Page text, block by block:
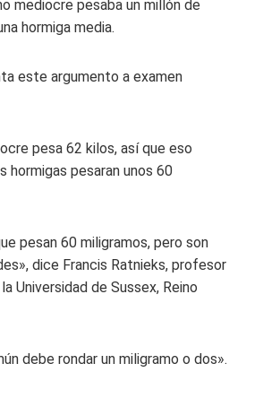
mediocre pesaba un millón de
hormiga media.
este argumento a examen
pesa 62 kilos, así que eso
hormigas pesaran unos 60
pesan 60 miligramos, pero son
dice Francis Ratnieks, profesor
Universidad de Sussex, Reino
debe rondar un miligramo o dos».